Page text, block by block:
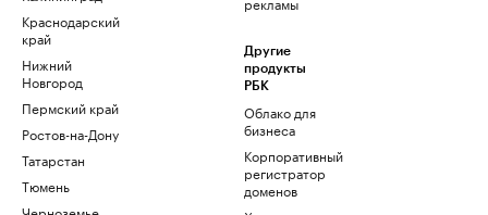
Краснодарский
край
Нижний
Новгород
Пермский край
Ростов-на-Дону
Татарстан
Тюмень
Другие
продукты
РБК
Облако для
бизнеса
Корпоративный
регистратор
доменов